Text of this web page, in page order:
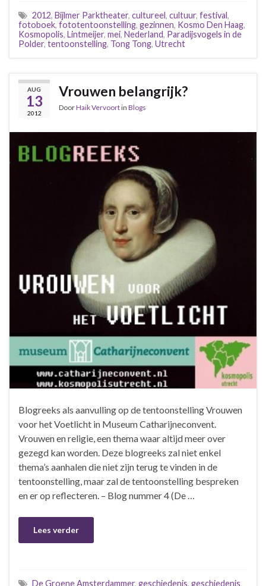
2012, Bijlmer Parktheater, cultureel, cultuur, festival,
fotoboek, fototentoonstelling, gezinnen, Kosmo Den Haag,
Kosmopolis, Lintmeijer, mei, Nederland, Paradijsvogels in de
Polder, tentoonstelling, Tong Tong, Utrecht
AUG
13
2012
Vrouwen belangrijk?
DoorHaik Vervoortin Blogs
Blogreeks als aanvulling op de tentoonstelling Vrouwen
voor het Voetlicht in Museum Catharijneconvent.
Vrouwen en religie, een thema waar altijd meer over
gezegd kan worden. Deze blogreeks zal niet enkel
thema’s aanhalen die niet zijn terug te vinden in de
tentoonstelling, maar zal de tentoonstelling bespreken
en er op reflecteren. – Blog nummer 4 (De …
Lees verder
De Groene Amsterdammer, geschiedenis, geschiedenis